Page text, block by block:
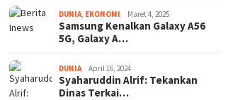
DUNIA, EKONOMI Maret 4, 2025
Samsung Kenalkan Galaxy A56
5G, Galaxy A…
DUNIA April 16, 2024
Syaharuddin Alrif: Tekankan
Dinas Terkai…